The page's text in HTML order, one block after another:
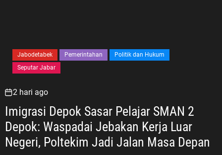
Jabodetabek Pemerintahan
Politik dan Hukum
Seputar Jabar
2 hari ago
Imigrasi Depok Sasar Pelajar SMAN 2
Depok: Waspadai Jebakan Kerja Luar